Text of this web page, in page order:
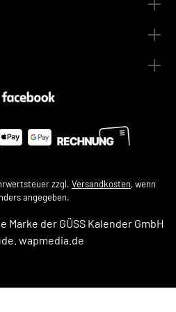
zzgl. Versandkosten, wenn
angegeben.
Marke der GÜSS Kalender GmbH
wapmedia.de